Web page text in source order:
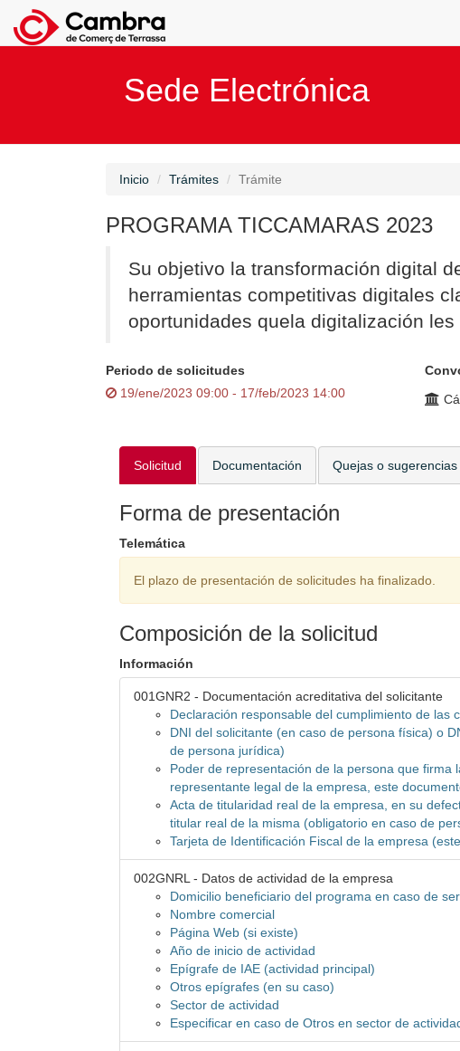
Sede Electrónica
Inicio Trámites Trámite
PROGRAMA TICCAMARAS 2023
Su objetivo la transformación digital
herramientas competitivas digitales
oportunidades quela digitalización
Periodo de solicitudes
19/ene/2023 09:00 - 17/feb/2023 14:00
Solicitud Documentación Quejas o sugerencias
Forma de presentación
Telemática
El plazo de presentación de solicitudes ha finalizado.
Composición de la solicitud
Información
001GNR2 - Documentación acreditativa del solicitante
Declaración responsable del cumplimiento de las
DNI del solicitante (en caso de persona física) o
de persona jurídica)
Poder de representación de la persona que
representante legal de la empresa, este
Acta de titularidad real de la empresa, en su
titular real de la misma (obligatorio en caso de
Tarjeta de Identificación Fiscal de la empresa
002GNRL - Datos de actividad de la empresa
Domicilio beneficiario del programa en caso de
Nombre comercial
Página Web (si existe)
Año de inicio de actividad
Epígrafe de IAE (actividad principal)
Otros epígrafes (en su caso)
Sector de actividad
Especificar en caso de Otros en sector de